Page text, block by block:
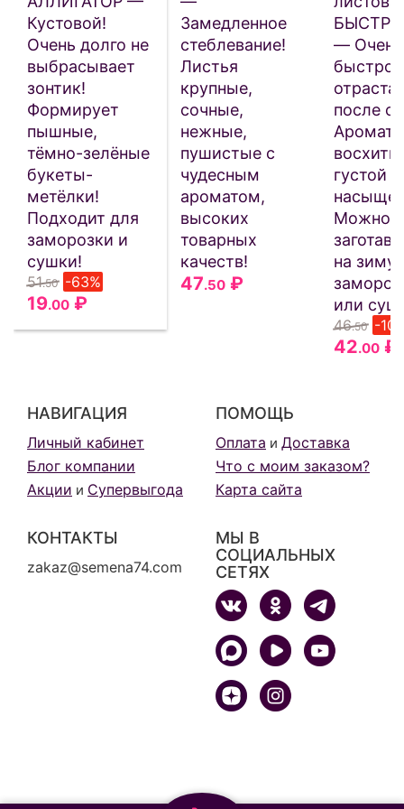
Кустовой!
Очень долго не
выбрасывает
зонтик!
Формирует
пышные,
тёмно-зелёные
букеты-
метёлки!
Подходит для
заморозки и
сушки!
51.50 -63%
19.00 ₽
Замедленное
стеблевание!
Листья
крупные,
сочные,
нежные,
пушистые с
чудесным
ароматом,
высоких
товарных
качеств!
47.50 ₽
— Очень
быстро
после
Аромат
густой и
Можно
на зиму
или
46.50 -
42.00 ₽
НАВИГАЦИЯ
Личный кабинет
Блог компании
Акции и Супервыгода
ПОМОЩЬ
Оплата и Доставка
Что с моим заказом?
Карта сайта
КОНТАКТЫ
zakaz@semena74.com
МЫ В
СОЦИАЛЬНЫХ
СЕТЯХ